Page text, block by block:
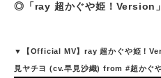
◎「ray 超かぐや姫！Version」
▼【Official MV】ray 超かぐや姫！
見ヤチヨ (cv.早見沙織) from #超かぐ